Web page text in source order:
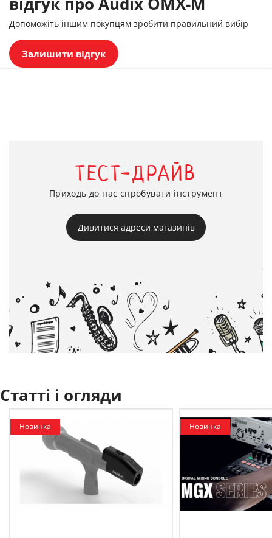
Допоможіть іншим покупцям зробити правильний вибір
Залишити відгук
ТЕСТ-ДРАЙВ
Приходь до нас спробувати інструмент
Дивитися адреси магазинів
Статті і огляди
Новинка Новинка